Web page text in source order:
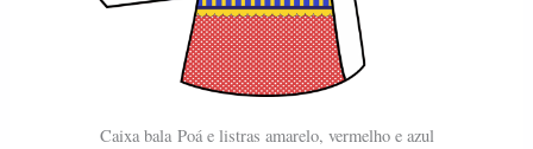
Caixa bala Poá e listras amarelo, vermelho e azul